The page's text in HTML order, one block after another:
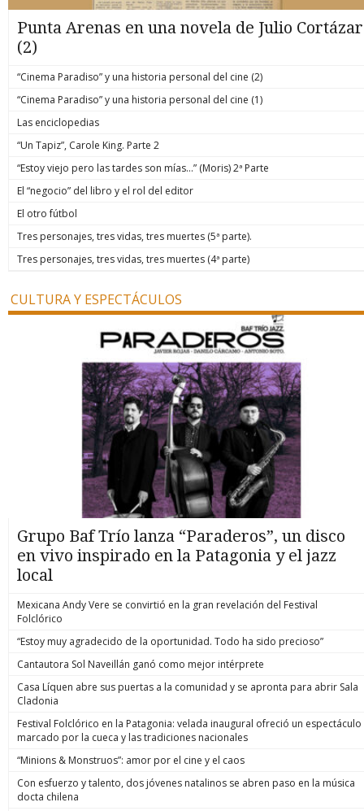
Punta Arenas en una novela de Julio Cortázar
(2)
“Cinema Paradiso” y una historia personal del cine (2)
“Cinema Paradiso” y una historia personal del cine (1)
Las enciclopedias
“Un Tapiz”, Carole King. Parte 2
“Estoy viejo pero las tardes son mías…” (Moris) 2ª Parte
El “negocio” del libro y el rol del editor
El otro fútbol
Tres personajes, tres vidas, tres muertes (5ª parte).
Tres personajes, tres vidas, tres muertes (4ª parte)
CULTURA Y ESPECTÁCULOS
Grupo Baf Trío lanza “Paraderos”, un disco
en vivo inspirado en la Patagonia y el jazz
local
Mexicana Andy Vere se convirtió en la gran revelación del Festival
Folclórico
“Estoy muy agradecido de la oportunidad. Todo ha sido precioso”
Cantautora Sol Naveillán ganó como mejor intérprete
Casa Líquen abre sus puertas a la comunidad y se apronta para abrir Sala
Cladonia
Festival Folclórico en la Patagonia: velada inaugural ofreció un espectáculo
marcado por la cueca y las tradiciones nacionales
“Minions & Monstruos”: amor por el cine y el caos
Con esfuerzo y talento, dos jóvenes natalinos se abren paso en la música
docta chilena